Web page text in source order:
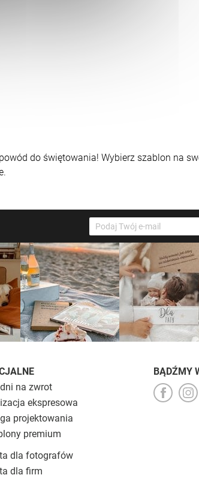
do świętowania! Wybierz szablon na
na zwrot
ekspresowa
projektowania
premium
dla fotografów
dla firm
BĄDŹMY